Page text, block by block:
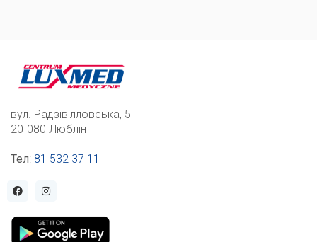
вул. Радзівілловська, 5
20-080 Люблін
Тел: 81 532 37 11